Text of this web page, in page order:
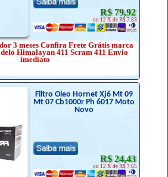
R$ 79,92
ou 12 X de R$ 7.83
3 meses Confira Frete Grátis marca
Himalayan 411 Scram 411 Envio
imediato
Filtro Óleo Hornet Xj6 Mt 09
Mt 07 Cb1000r Ph 6017 Moto
Novo
R$ 24,43
ou 12 X de R$ 7.65